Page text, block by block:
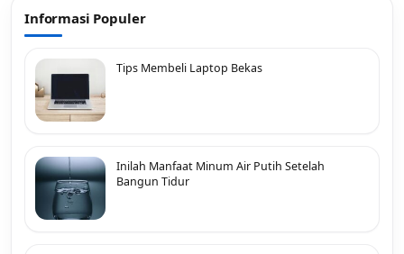
Informasi Populer
Tips Membeli Laptop Bekas
Inilah Manfaat Minum Air Putih Setelah
Bangun Tidur